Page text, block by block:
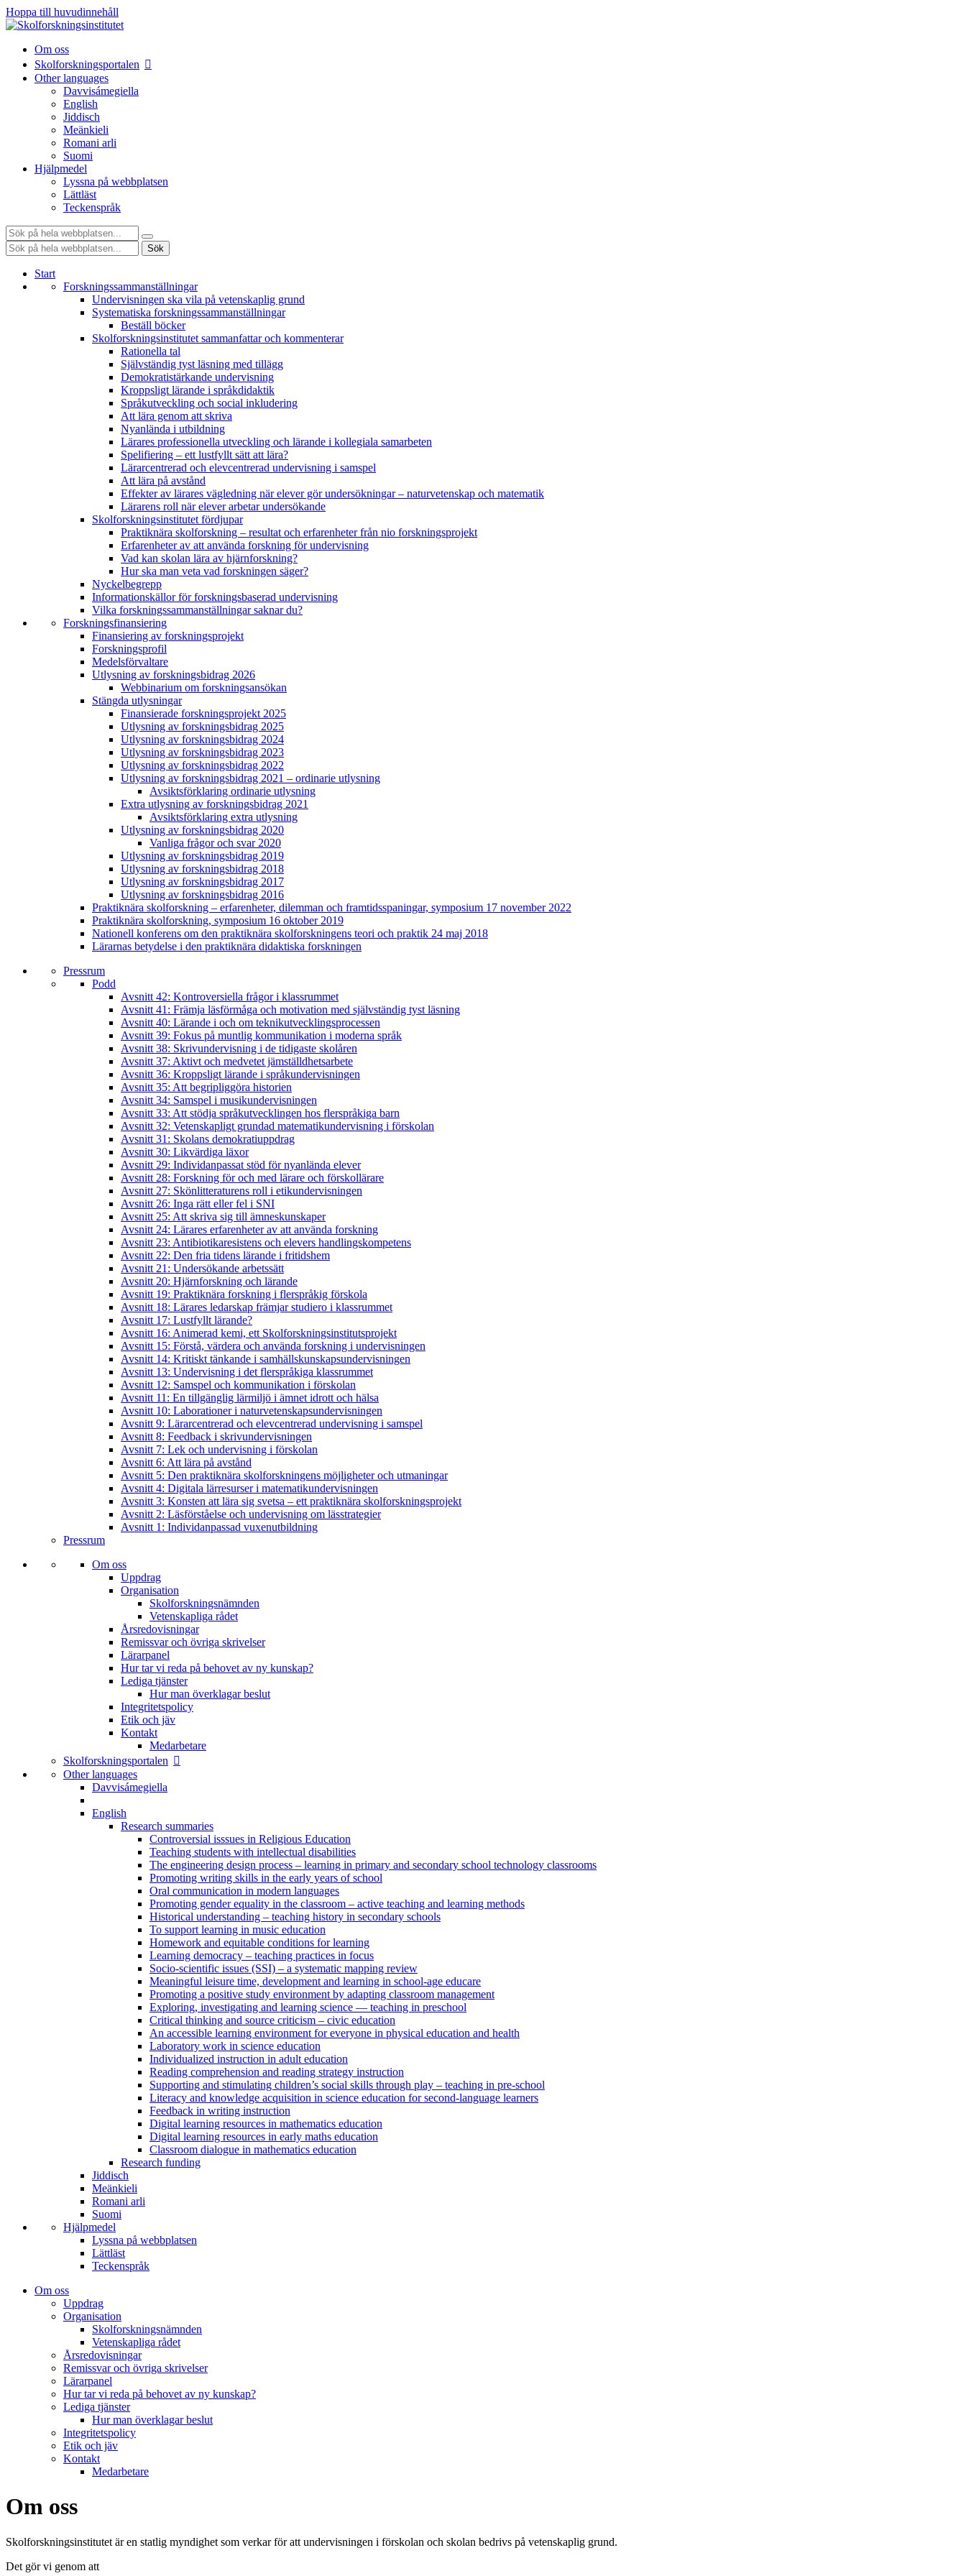
Hoppa till huvudinnehåll
Om oss
Skolforskningsportalen
Other languages
Davvisámegiella
English
Jiddisch
Meänkieli
Romani arli
Suomi
Hjälpmedel
Lyssna på webbplatsen
Lättläst
Teckenspråk
Sök:
Sök:
Sök
Start
Forskningssammanställningar
Undervisningen ska vila på vetenskaplig grund
Systematiska forskningssammanställningar
Beställ böcker
Skolforskningsinstitutet sammanfattar och kommenterar
Rationella tal
Självständig tyst läsning med tillägg
Demokratistärkande undervisning
Kroppsligt lärande i språkdidaktik
Språkutveckling och social inkludering
Att lära genom att skriva
Nyanlända i utbildning
Lärares professionella utveckling och lärande i kollegiala samarbeten
Spelifiering – ett lustfyllt sätt att lära?
Lärarcentrerad och elevcentrerad undervisning i samspel
Att lära på avstånd
Effekter av lärares vägledning när elever gör undersökningar – naturvetenskap och matematik
Lärarens roll när elever arbetar undersökande
Skolforskningsinstitutet fördjupar
Praktiknära skolforskning – resultat och erfarenheter från nio forskningsprojekt
Erfarenheter av att använda forskning för undervisning
Vad kan skolan lära av hjärnforskning?
Hur ska man veta vad forskningen säger?
Nyckelbegrepp
Informationskällor för forskningsbaserad undervisning
Vilka forskningssammanställningar saknar du?
Forskningsfinansiering
Finansiering av forskningsprojekt
Forskningsprofil
Medelsförvaltare
Utlysning av forskningsbidrag 2026
Webbinarium om forskningsansökan
Stängda utlysningar
Finansierade forskningsprojekt 2025
Utlysning av forskningsbidrag 2025
Utlysning av forskningsbidrag 2024
Utlysning av forskningsbidrag 2023
Utlysning av forskningsbidrag 2022
Utlysning av forskningsbidrag 2021 – ordinarie utlysning
Avsiktsförklaring ordinarie utlysning
Extra utlysning av forskningsbidrag 2021
Avsiktsförklaring extra utlysning
Utlysning av forskningsbidrag 2020
Vanliga frågor och svar 2020
Utlysning av forskningsbidrag 2019
Utlysning av forskningsbidrag 2018
Utlysning av forskningsbidrag 2017
Utlysning av forskningsbidrag 2016
Praktiknära skolforskning – erfarenheter, dilemman och framtidsspaningar, symposium 17 november 2022
Praktiknära skolforskning, symposium 16 oktober 2019
Nationell konferens om den praktiknära skolforskningens teori och praktik 24 maj 2018
Lärarnas betydelse i den praktiknära didaktiska forskningen
Pressrum
Podd
Avsnitt 42: Kontroversiella frågor i klassrummet
Avsnitt 41: Främja läsförmåga och motivation med självständig tyst läsning
Avsnitt 40: Lärande i och om teknikutvecklingsprocessen
Avsnitt 39: Fokus på muntlig kommunikation i moderna språk
Avsnitt 38: Skrivundervisning i de tidigaste skolåren
Avsnitt 37: Aktivt och medvetet jämställdhetsarbete
Avsnitt 36: Kroppsligt lärande i språkundervisningen
Avsnitt 35: Att begripliggöra historien
Avsnitt 34: Samspel i musikundervisningen
Avsnitt 33: Att stödja språkutvecklingen hos flerspråkiga barn
Avsnitt 32: Vetenskapligt grundad matematikundervisning i förskolan
Avsnitt 31: Skolans demokratiuppdrag
Avsnitt 30: Likvärdiga läxor
Avsnitt 29: Individanpassat stöd för nyanlända elever
Avsnitt 28: Forskning för och med lärare och förskollärare
Avsnitt 27: Skönlitteraturens roll i etikundervisningen
Avsnitt 26: Inga rätt eller fel i SNI
Avsnitt 25: Att skriva sig till ämneskunskaper
Avsnitt 24: Lärares erfarenheter av att använda forskning
Avsnitt 23: Antibiotikaresistens och elevers handlingskompetens
Avsnitt 22: Den fria tidens lärande i fritidshem
Avsnitt 21: Undersökande arbetssätt
Avsnitt 20: Hjärnforskning och lärande
Avsnitt 19: Praktiknära forskning i flerspråkig förskola
Avsnitt 18: Lärares ledarskap främjar studiero i klassrummet
Avsnitt 17: Lustfyllt lärande?
Avsnitt 16: Animerad kemi, ett Skolforskningsinstitutsprojekt
Avsnitt 15: Förstå, värdera och använda forskning i undervisningen
Avsnitt 14: Kritiskt tänkande i samhällskunskapsundervisningen
Avsnitt 13: Undervisning i det flerspråkiga klassrummet
Avsnitt 12: Samspel och kommunikation i förskolan
Avsnitt 11: En tillgänglig lärmiljö i ämnet idrott och hälsa
Avsnitt 10: Laborationer i naturvetenskapsundervisningen
Avsnitt 9: Lärarcentrerad och elevcentrerad undervisning i samspel
Avsnitt 8: Feedback i skrivundervisningen
Avsnitt 7: Lek och undervisning i förskolan
Avsnitt 6: Att lära på avstånd
Avsnitt 5: Den praktiknära skolforskningens möjligheter och utmaningar
Avsnitt 4: Digitala lärresurser i matematikundervisningen
Avsnitt 3: Konsten att lära sig svetsa – ett praktiknära skolforskningsprojekt
Avsnitt 2: Läsförståelse och undervisning om lässtrategier
Avsnitt 1: Individanpassad vuxenutbildning
Pressrum
Om oss
Uppdrag
Organisation
Skolforskningsnämnden
Vetenskapliga rådet
Årsredovisningar
Remissvar och övriga skrivelser
Lärarpanel
Hur tar vi reda på behovet av ny kunskap?
Lediga tjänster
Hur man överklagar beslut
Integritetspolicy
Etik och jäv
Kontakt
Medarbetare
Skolforskningsportalen
Other languages
Davvisámegiella
English
Research summaries
Controversial isssues in Religious Education
Teaching students with intellectual disabilities
The engineering design process – learning in primary and secondary school technology classrooms
Promoting writing skills in the early years of school
Oral communication in modern languages
Promoting gender equality in the classroom – active teaching and learning methods
Historical understanding – teaching history in secondary schools
To support learning in music education
Homework and equitable conditions for learning
Learning democracy – teaching practices in focus
Socio-scientific issues (SSI) – a systematic mapping review
Meaningful leisure time, development and learning in school-age educare
Promoting a positive study environment by adapting classroom management
Exploring, investigating and learning science — teaching in preschool
Critical thinking and source criticism – civic education
An accessible learning environment for everyone in physical education and health
Laboratory work in science education
Individualized instruction in adult education
Reading comprehension and reading strategy instruction
Supporting and stimulating children’s social skills through play – teaching in pre-school
Literacy and knowledge acquisition in science education for second-language learners
Feedback in writing instruction
Digital learning resources in mathematics education
Digital learning resources in early maths education
Classroom dialogue in mathematics education
Research funding
Jiddisch
Meänkieli
Romani arli
Suomi
Hjälpmedel
Lyssna på webbplatsen
Lättläst
Teckenspråk
Om oss
Uppdrag
Organisation
Skolforskningsnämnden
Vetenskapliga rådet
Årsredovisningar
Remissvar och övriga skrivelser
Lärarpanel
Hur tar vi reda på behovet av ny kunskap?
Lediga tjänster
Hur man överklagar beslut
Integritetspolicy
Etik och jäv
Kontakt
Medarbetare
Om oss
Skolforskningsinstitutet är en statlig myndighet som verkar för att undervisningen i förskolan och skolan bedrivs på vetenskaplig grund.
Det gör vi genom att